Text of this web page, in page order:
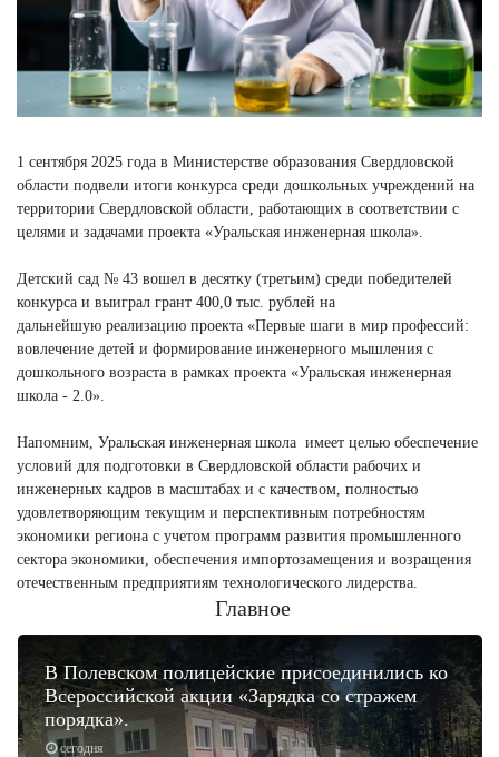
1 сентября 2025 года в Министерстве образования Свердловской
области подвели итоги конкурса среди дошкольных учреждений на
территории Свердловской области, работающих в соответствии с
целями и задачами проекта «Уральская инженерная школа».
Детский сад № 43 вошел в десятку (третьим) среди победителей
конкурса и выиграл грант 400,0 тыс. рублей на
дальнейшую реализацию проекта «Первые шаги в мир профессий:
вовлечение детей и формирование инженерного мышления с
дошкольного возраста в рамках проекта «Уральская инженерная
школа - 2.0».
Напомним, Уральская инженерная школа имеет целью обеспечение
условий для подготовки в Свердловской области рабочих и
инженерных кадров в масштабах и с качеством, полностью
удовлетворяющим текущим и перспективным потребностям
экономики региона с учетом программ развития промышленного
сектора экономики, обеспечения импортозамещения и возращения
отечественным предприятиям технологического лидерства.
Главное
сегодня
В Полевском полицейские присоединились ко
Всероссийской акции «Зарядка со стражем
порядка».